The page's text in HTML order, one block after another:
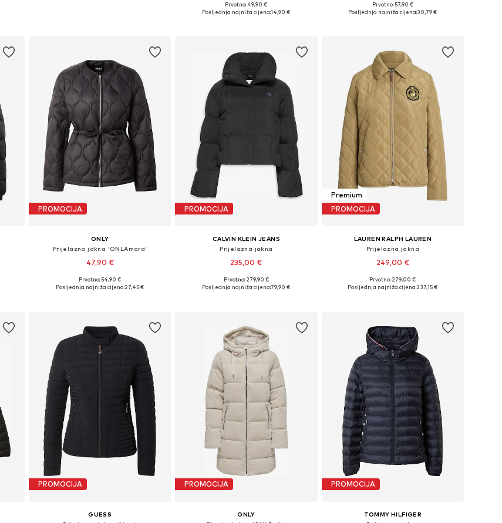
Dostupne veličine: XS, S, M, L, XL, XXL
Prvotno: 49,90 €
Posljednja najniža cijena:14,90 €
Dostupne veličine: XS, S, M, L, XXL
Prvotno: 57,90 €
Posljednja najniža cijena:30,79 €
PROMOCIJA
ONLY
Prijelazna jakna 'ONLAmara'
47,90 €
Dostupne veličine: XS, S, M, L, XL
Prvotno: 54,90 €
Posljednja najniža cijena:27,45 €
PROMOCIJA
CALVIN KLEIN JEANS
Prijelazna jakna
235,00 €
Dostupne veličine: XS, S, M, L, XL
Prvotno: 279,90 €
Posljednja najniža cijena:79,90 €
Premium
PROMOCIJA
LAUREN RALPH LAUREN
Prijelazna jakna
249,00 €
Dostupne veličine: XS, S, M, L, XL
Prvotno: 279,00 €
Posljednja najniža cijena:237,15 €
PROMOCIJA
GUESS
PROMOCIJA
ONLY
PROMOCIJA
TOMMY HILFIGER